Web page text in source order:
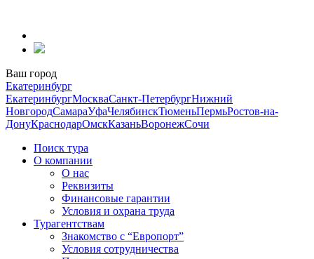
содержанию
Ваш город
Екатеринбург
ЕкатеринбургМоскваСанкт-ПетербургНижний
НовгородСамараУфаЧелябинскТюменьПермьРостов-на-
ДонуКраснодарОмскКазаньВоронежСочи
Поиск тура
О компании
О нас
Реквизиты
Финансовые гарантии
Условия и охрана труда
Турагентствам
Знакомство с “Европорт”
Условия сотрудничества